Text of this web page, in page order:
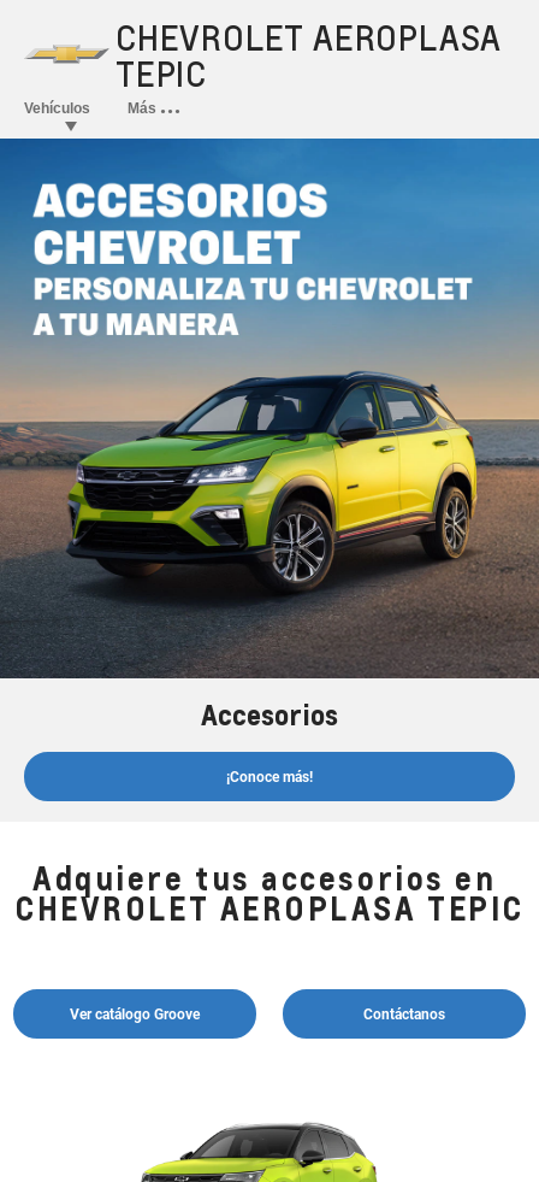
Accesorios
¡Conoce más!
Adquiere tus accesorios en
CHEVROLET AEROPLASA TEPIC
Ver catálogo Groove Contáctanos